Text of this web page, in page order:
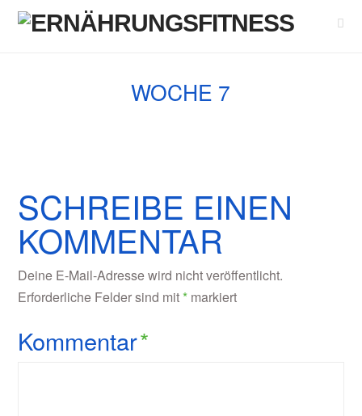
WOCHE 7
SCHREIBE EINEN
KOMMENTAR
Deine E-Mail-Adresse wird nicht veröffentlicht.
Erforderliche Felder sind mit* markiert
Kommentar*